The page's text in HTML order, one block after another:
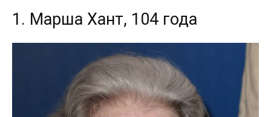
1. Марша Хант, 104 года